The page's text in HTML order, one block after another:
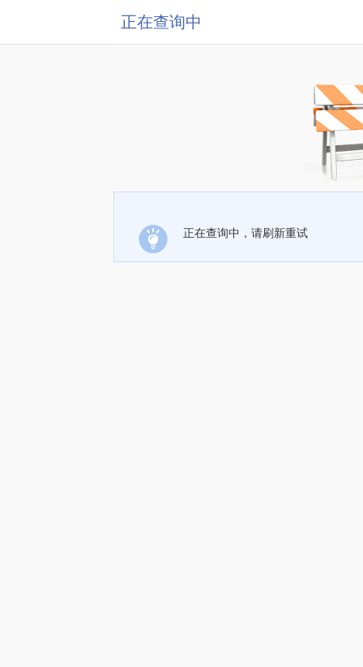
正在查询中
正在查询中，请刷新重试